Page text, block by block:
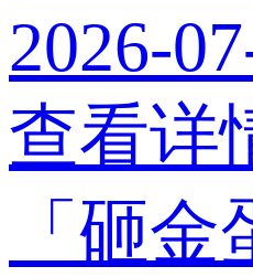
2026-
查看详
「砸